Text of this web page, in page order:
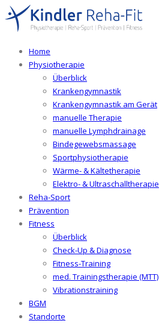
Home
Physiotherapie
Überblick
Krankengymnastik
Krankengymnastik am Gerät
manuelle Therapie
manuelle Lymphdrainage
Bindegewebsmassage
Sportphysiotherapie
Wärme- & Kältetherapie
Elektro- & Ultraschalltherapie
Reha-Sport
Prävention
Fitness
Überblick
Check-Up & Diagnose
Fitness-Training
med. Trainingstherapie (MTT)
Vibrationstraining
BGM
Standorte